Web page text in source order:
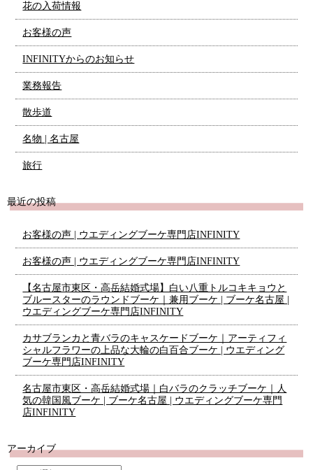
花の入荷情報
お客様の声
INFINITYからのお知らせ
業務報告
散歩道
名物 | 名古屋
旅行
最近の投稿
お客様の声 | ウエディングブーケ専門店INFINITY
お客様の声 | ウエディングブーケ専門店INFINITY
【名古屋市東区・高岳結婚式場】白い八重トルコキキョウと
ブルースターのラウンドブーケ｜兼用ブーケ | ブーケ名古屋 |
ウエディングブーケ専門店INFINITY
カサブランカと青バラのキャスケードブーケ｜アーティフィ
シャルフラワーの上品な大輪の白百合ブーケ | ウエディング
ブーケ専門店INFINITY
名古屋市東区・高岳結婚式場｜白バラのクラッチブーケ｜人
気の韓国風ブーケ | ブーケ名古屋 | ウエディングブーケ専門
店INFINITY
アーカイブ